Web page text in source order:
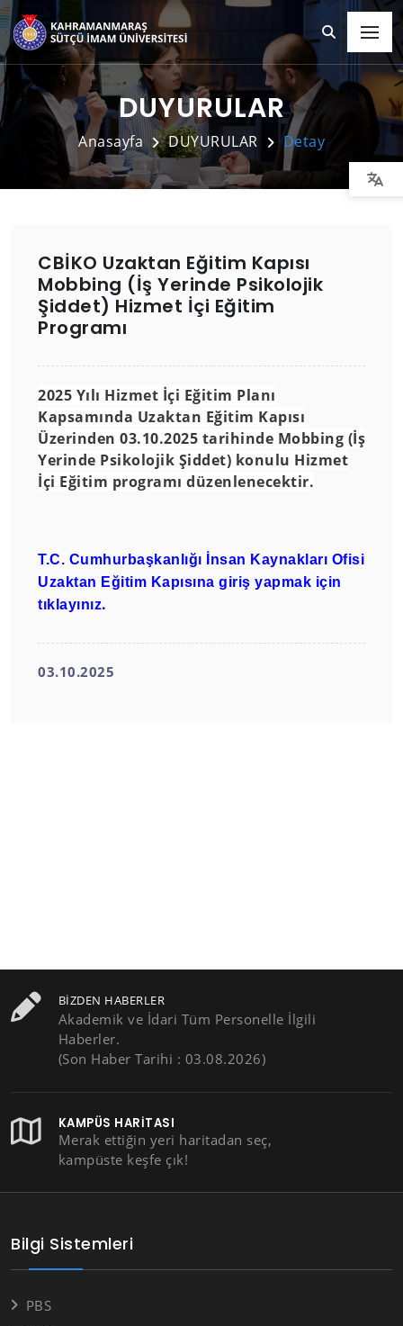
DUYURULAR
Anasayfa DUYURULAR Detay
CBİKO Uzaktan Eğitim Kapısı
Mobbing (İş Yerinde Psikolojik
Şiddet) Hizmet İçi Eğitim
Programı
2025 Yılı Hizmet İçi Eğitim Planı
Kapsamında Uzaktan Eğitim Kapısı
Üzerinden 03.10.2025 tarihinde Mobbing (İş
Yerinde Psikolojik Şiddet) konulu Hizmet
İçi Eğitim programı düzenlenecektir.
T.C. Cumhurbaşkanlığı İnsan Kaynakları Ofisi
Uzaktan Eğitim Kapısına giriş yapmak için
tıklayınız.
03.10.2025
BIZDEN HABERLER
Akademik ve İdari Tüm Personelle İlgili
Haberler.
(Son Haber Tarihi : 03.08.2026)
KAMPÜS HARITASI
Merak ettiğin yeri haritadan seç,
kampüste keşfe çık!
Bilgi Sistemleri
PBS